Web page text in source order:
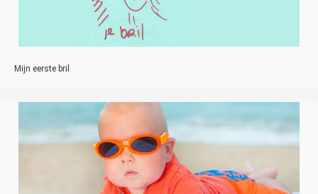
Mijn eerste bril